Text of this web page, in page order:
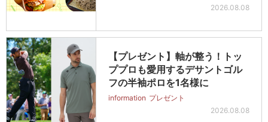
2026.08.08
【プレゼント】軸が整う！トッ
ププロも愛用するデサントゴル
フの半袖ポロを1名様に
information プレゼント
2026.08.08